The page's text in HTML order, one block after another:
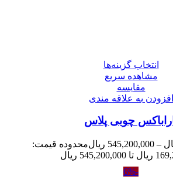
انتخاب گزینه‌ها
مشاهده سریع
مقایسه
افزودن به علاقه مندی
چوبی پلاس
–
545,200,000 ریالمحدوده قیمت:
ریال
-6%